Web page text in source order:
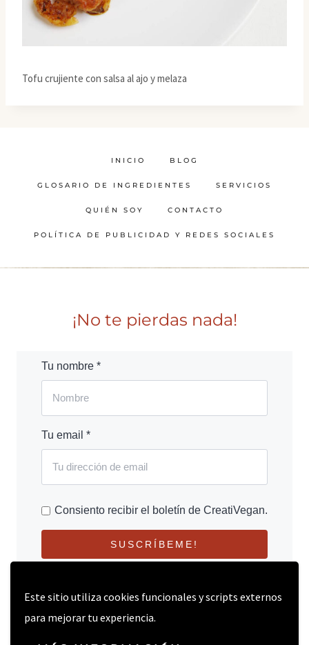
Este sitio utiliza cookies funcionales y scripts externos
para mejorar tu experiencia.
Tofu crujiente con salsa al ajo y melaza
INICIO BLOG
GLOSARIO DE INGREDIENTES SERVICIOS
QUIÉN SOY CONTACTO
POLÍTICA DE PUBLICIDAD Y REDES SOCIALES
¡No te pierdas nada!
Tu nombre *
Tu email *
Consiento recibir el boletín de CreatiVegan.
SUSCRÍBEME!